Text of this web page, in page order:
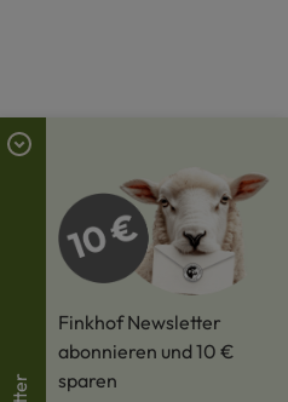
Finkhof Newsletter
abonnieren und 10 €
sparen